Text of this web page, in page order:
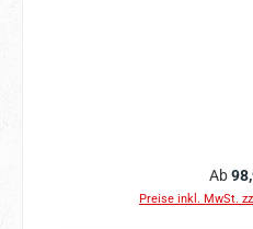
Ab
Preise inkl. MwSt.